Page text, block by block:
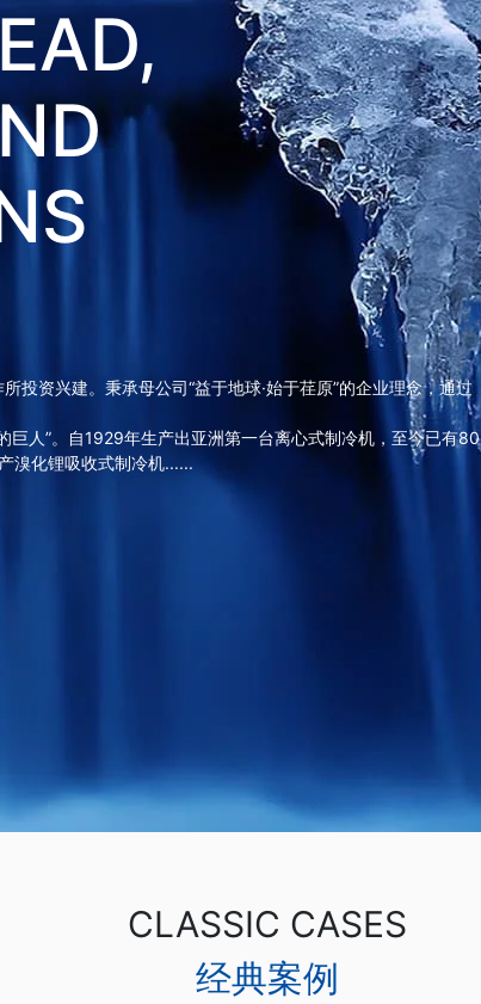
资兴建。秉承母公司“益于地球·始于荏原”的企业理念，通过
巨人”。自1929年生产出亚洲第一台离心式制冷机，至今已有80
溴化锂吸收式制冷机......
CLASSIC CASES
经典案例